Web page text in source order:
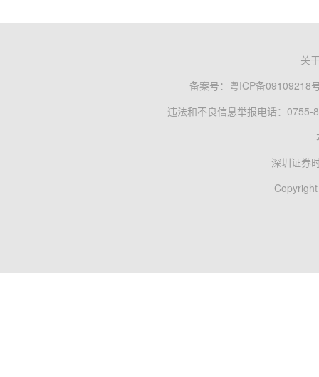
关
备案号： 粤ICP备09109218
违法和不良信息举报电话：0755-
深圳证券